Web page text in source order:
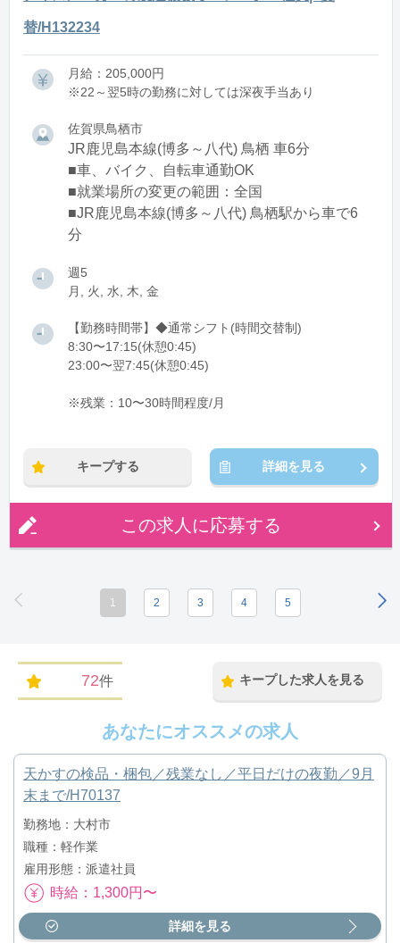
替/H132234
月給：205,000円
※22～翌5時の勤務に対しては深夜手当あり
佐賀県鳥栖市
JR鹿児島本線(博多～八代) 鳥栖 車6分
■車、バイク、自転車通勤OK
■就業場所の変更の範囲：全国
■JR鹿児島本線(博多～八代) 鳥栖駅から車で6
分
週5
月, 火, 水, 木, 金
【勤務時間帯】◆通常シフト(時間交替制)
8:30〜17:15(休憩0:45)
23:00〜翌7:45(休憩0:45)
※残業：10〜30時間程度/月
キープする 詳細を見る
この求人に応募する
1 2 3 4 5
72件 キープした求人を見る
あなたにオススメの求人
天かすの検品・梱包／残業なし／平日だけの夜勤／9月
末まで/H70137
勤務地：大村市
職種：軽作業
雇用形態：派遣社員
時給：1,300円〜
詳細を見る